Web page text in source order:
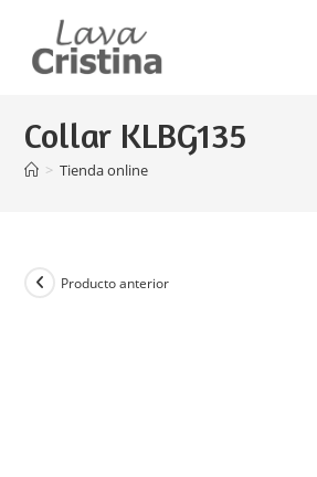
contenido
Collar KLBG135
> Tienda online
Producto anterior